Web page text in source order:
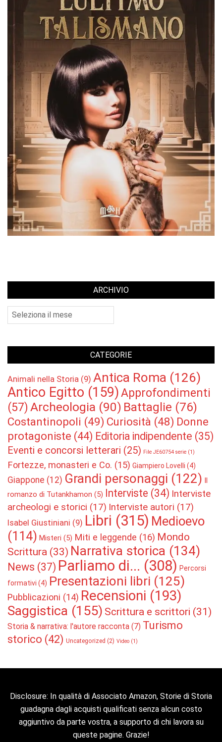
ARCHIVIO
Archivio
CATEGORIE
Animali nella Storia (9) Antica Roma (126)
Antico Egitto (159)Approfondimenti
(57) Archeologia (90) Battaglie (76)
Costantinopoli (49) Curiosità (48) Donne
protagoniste (44) Editoria indipendente (35)
Eventi e concorsi letterari (25) File JE60754 serie (1)
Fortezze, monasteri e Co. (15) Giampiero Lovelli (4)
Giappone (12) Grandi personaggi (122) Il
romanzo di Tutankhamon (5) Interviste (34) Interviste
archeologi e storici (17) Interviste autori (17)
Isabel Giustiniani (9) Libri (315) Medioevo
(114) Misteri (5) Miti e leggende (16) Mondo
Scrittura (33) Narrativa storica (134)
News (37) Parliamo di... (308) Percorsi
formativi (4) Presentazioni libri (125)
Pubblicazioni (14) Recensioni (193)
Saggistica (155) Scrittura e scrittori (31)
Storia & narrativa: l'autore racconta (7) Turismo
storico (42) Uncategorized (2) Video (1)
Disclosure: In qualità di Associato Amazon, Storie di Storia
guadagna dagli acquisti qualificati senza alcun costo
aggiuntivo da parte vostra, a supporto di chi lavora su
queste pagine. Grazie!